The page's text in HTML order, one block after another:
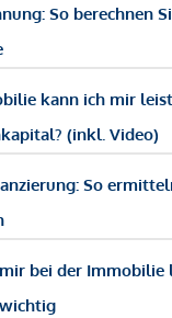
So berechnen
kann ich mir
(inkl. Video)
So
bei der Immobilie